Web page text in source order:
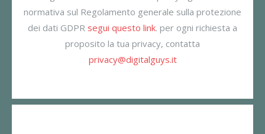
normativa sul Regolamento generale sulla protezione
dei dati GDPR segui questo link. per ogni richiesta a
proposito la tua privacy, contatta
privacy@digitalguys.it